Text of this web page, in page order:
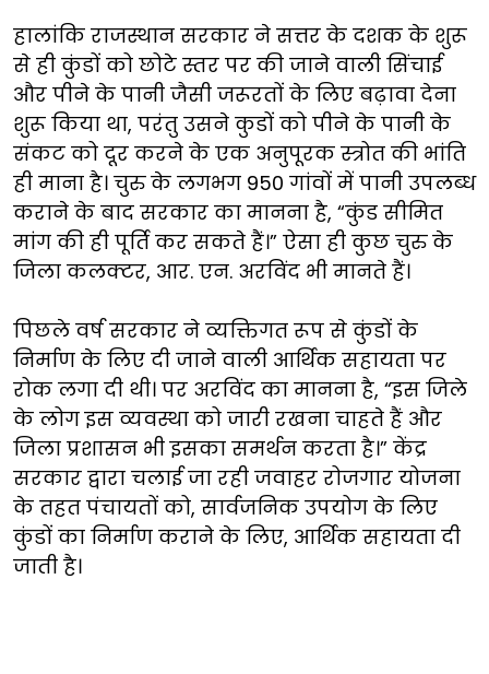
हालांकि राजस्थान सरकार ने सत्तर के दशक के शुरू
से ही कुंडों को छोटे स्तर पर की जाने वाली सिंचाई
और पीने के पानी जैसी जरूरतों के लिए बढ़ावा देना
शुरू किया था, परंतु उसने कुडों को पीने के पानी के
संकट को दूर करने के एक अनुपूरक स्त्रोत की भांति
ही माना है। चुरु के लगभग 950 गांवों में पानी उपलब्ध
कराने के बाद सरकार का मानना है, “कुंड सीमित
मांग की ही पूर्ति कर सकते हैं।” ऐसा ही कुछ चुरु के
जिला कलक्टर, आर. एन. अरविंद भी मानते हैं।
पिछले वर्ष सरकार ने व्यक्तिगत रूप से कुंडों के
निर्माण के लिए दी जाने वाली आर्थिक सहायता पर
रोक लगा दी थी। पर अरविंद का मानना है, “इस जिले
के लोग इस व्यवस्था को जारी रखना चाहते हैं और
जिला प्रशासन भी इसका समर्थन करता है।” केंद्र
सरकार द्वारा चलाई जा रही जवाहर रोजगार योजना
के तहत पंचायतों को, सार्वजनिक उपयोग के लिए
कुंडों का निर्माण कराने के लिए, आर्थिक सहायता दी
जाती है।